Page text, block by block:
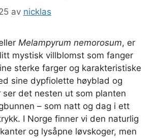
av nicklas
Melampyrum nemorosum, er
mystisk villblomst som fanger
sterke farger og karakteristiske
sine dypfiolette høyblad og
ser det nesten ut som planten
– som natt og dag i ett
I Norge finner vi den naturlig
og lysåpne løvskoger, men